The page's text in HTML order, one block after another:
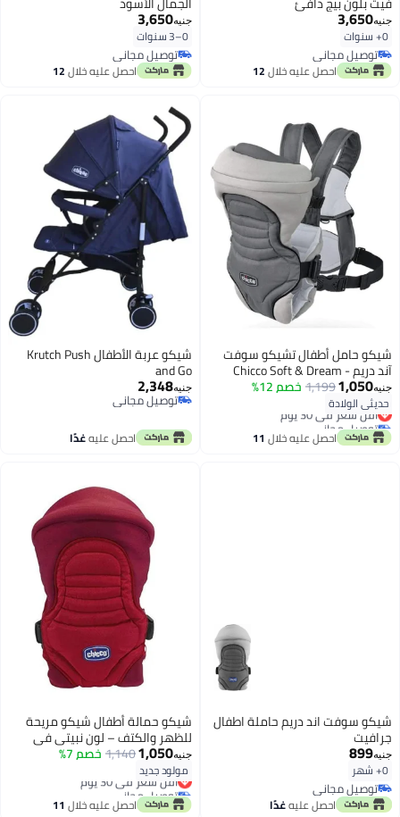
جنيه3,650
0+ سنوات
توصيل مجاني
توصيل مجانياحصل عليه خلال12
جنيه3,650
0–3 سنوات
توصيل مجاني
توصيل مجانياحصل عليه خلال12
شيكو حامل أطفال تشيكو سوفت
آند دريم - Chicco Soft & Dream
Baby Carrier
جنيه1,050
1,199خصم 12%
حديثي الولادة
أقل سعر في 30 يوم
توصيل مجاني
أقل سعر في 30 يوماحصل عليه خلال 11
شيكو عربة الأطفال Krutch Push
and Go
جنيه2,348
توصيل مجاني
توصيل مجاني
احصل عليهغدًا
شيكو سوفت اند دريم حاملة اطفال
جرافيت
جنيه899
0+ شهر
توصيل مجاني
توصيل مجانياحصل عليهغدًا
شيكو حمالة أطفال شيكو مريحة
للظهر والكتف – لون نبيتي في
احمر
جنيه1,050
1,140خصم 7%
مولود جديد
أقل سعر في 30 يوم
توصيل مجاني
أقل سعر في 30 يوماحصل عليه خلال 11